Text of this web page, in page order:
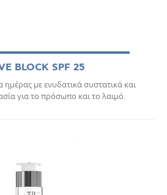
BLOCK SPF 25
ημέρας με ενυδατικά συστατικά και
για το πρόσωπο και το λαιμό.